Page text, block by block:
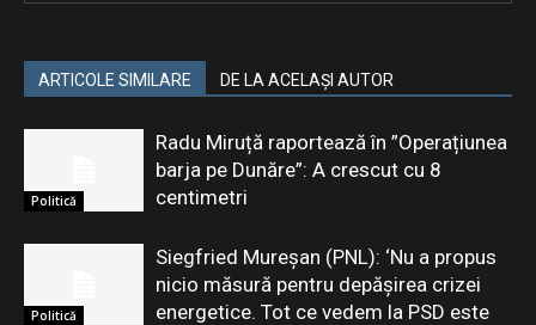
ARTICOLE SIMILARE DE LA ACELAȘI AUTOR
Politică
Radu Miruță raportează în ”Operațiunea
barja pe Dunăre”: A crescut cu 8
centimetri
Politică
Siegfried Mureșan (PNL): ‘Nu a propus
nicio măsură pentru depăşirea crizei
energetice. Tot ce vedem la PSD este